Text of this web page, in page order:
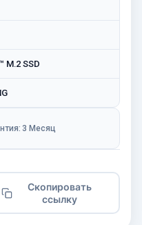
M.2 SSD
3 Месяц
Скопировать
ссылку